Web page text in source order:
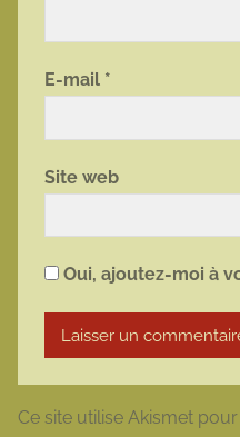
E-mail *
Site web
Oui, ajoutez-moi à
Ce site utilise Akismet